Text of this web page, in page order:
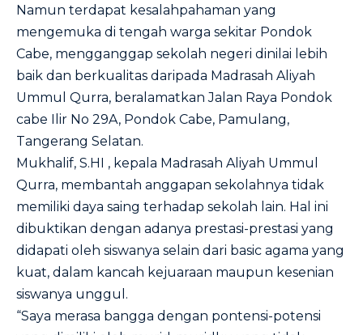
Namun terdapat kesalahpahaman yang
mengemuka di tengah warga sekitar Pondok
Cabe, mengganggap sekolah negeri dinilai lebih
baik dan berkualitas daripada Madrasah Aliyah
Ummul Qurra, beralamatkan Jalan Raya Pondok
cabe Ilir No 29A, Pondok Cabe, Pamulang,
Tangerang Selatan.
Mukhalif, S.HI , kepala Madrasah Aliyah Ummul
Qurra, membantah anggapan sekolahnya tidak
memiliki daya saing terhadap sekolah lain. Hal ini
dibuktikan dengan adanya prestasi-prestasi yang
didapati oleh siswanya selain dari basic agama yang
kuat, dalam kancah kejuaraan maupun kesenian
siswanya unggul.
“Saya merasa bangga dengan pontensi-potensi